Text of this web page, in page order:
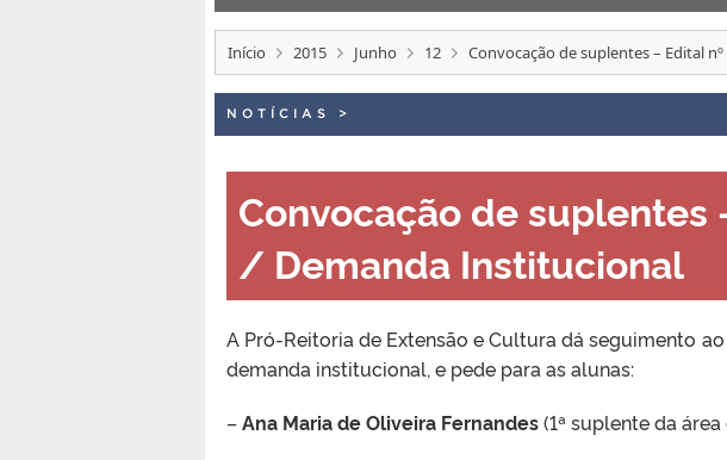
Início 2015 Junho 12 Convocação de suplentes – Edital
NOTÍCIAS >
Convocação de
/ Demanda Institucional
A Pró-Reitoria de Extensão e Cultura dá seguimento
demanda institucional, e pede para as alunas:
–Ana Maria de Oliveira Fernandes(1ª suplente da